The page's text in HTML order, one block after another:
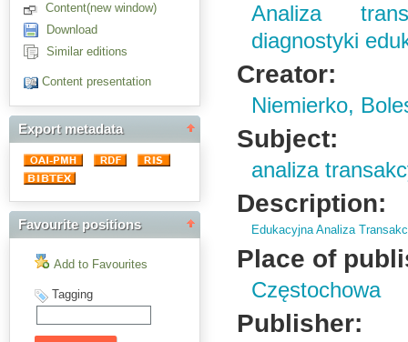
Content(new window)
Download
Similar editions
Content presentation
Export metadata
Favourite positions
Add to Favourites
Tagging
Analiza
diagnostyki
Creator:
Niemierko,
Subject:
analiza
Description:
Edukacyjna Analiza
Place of
Częstochowa
Publisher: